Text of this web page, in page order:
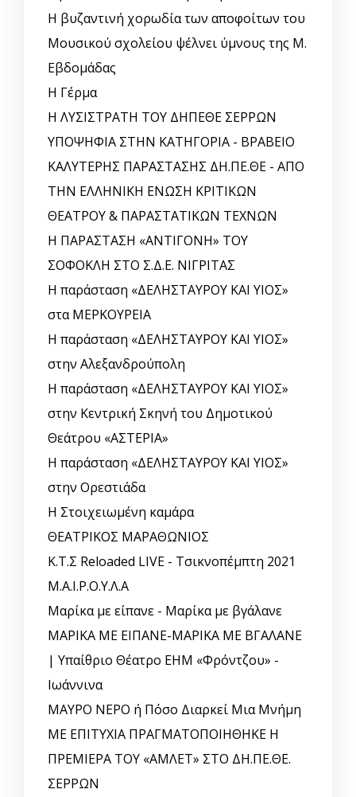
Η βυζαντινή χορωδία των αποφοίτων του
Μουσικού σχολείου ψέλνει ύμνους της Μ.
Εβδομάδας
Η Γέρμα
Η ΛΥΣΙΣΤΡΑΤΗ ΤΟΥ ΔΗΠΕΘΕ ΣΕΡΡΩΝ
ΥΠΟΨΗΦΙΑ ΣΤΗΝ ΚΑΤΗΓΟΡΙΑ - ΒΡΑΒΕΙΟ
ΚΑΛΥΤΕΡΗΣ ΠΑΡΑΣΤΑΣΗΣ ΔΗ.ΠΕ.ΘΕ - ΑΠΟ
ΤΗΝ ΕΛΛΗΝΙΚΗ ΕΝΩΣΗ ΚΡΙΤΙΚΩΝ
ΘΕΑΤΡΟΥ & ΠΑΡΑΣΤΑΤΙΚΩΝ ΤΕΧΝΩΝ
Η ΠΑΡΑΣΤΑΣΗ «ΑΝΤΙΓΟΝΗ» ΤΟΥ
ΣΟΦΟΚΛΗ ΣΤΟ Σ.Δ.Ε. ΝΙΓΡΙΤΑΣ
Η παράσταση «ΔΕΛΗΣΤΑΥΡΟΥ ΚΑΙ ΥΙΟΣ»
στα ΜΕΡΚΟΥΡΕΙΑ
Η παράσταση «ΔΕΛΗΣΤΑΥΡΟΥ ΚΑΙ ΥΙΟΣ»
στην Αλεξανδρούπολη
Η παράσταση «ΔΕΛΗΣΤΑΥΡΟΥ ΚΑΙ ΥΙΟΣ»
στην Κεντρική Σκηνή του Δημοτικού
Θεάτρου «ΑΣΤΕΡΙΑ»
Η παράσταση «ΔΕΛΗΣΤΑΥΡΟΥ ΚΑΙ ΥΙΟΣ»
στην Ορεστιάδα
Η Στοιχειωμένη καμάρα
ΘΕΑΤΡΙΚΟΣ ΜΑΡΑΘΩΝΙΟΣ
Κ.Τ.Σ Reloaded LIVE - Τσικνοπέμπτη 2021
Μ.Α.Ι.Ρ.Ο.Υ.Λ.Α
Μαρίκα με είπανε - Μαρίκα με βγάλανε
ΜΑΡΙΚΑ ΜΕ ΕΙΠΑΝΕ-ΜΑΡΙΚΑ ΜΕ ΒΓΑΛΑΝΕ
| Υπαίθριο Θέατρο ΕΗΜ «Φρόντζου» -
Ιωάννινα
ΜΑΥΡΟ ΝΕΡΟ ή Πόσο Διαρκεί Μια Μνήμη
ΜΕ ΕΠΙΤΥΧΙΑ ΠΡΑΓΜΑΤΟΠΟΙΗΘΗΚΕ Η
ΠΡΕΜΙΕΡΑ ΤΟΥ «ΑΜΛΕΤ» ΣΤΟ ΔΗ.ΠΕ.ΘΕ.
ΣΕΡΡΩΝ